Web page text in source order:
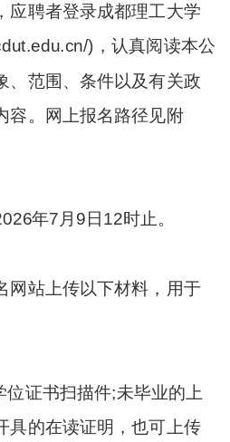
应聘者登录成都理工大学
)，认真阅读本公
、范围、条件以及有关政
容。网上报名路径见附
年7月9日12时止。
网站上传以下材料，用于
证书扫描件;未毕业的上
具的在读证明，也可上传